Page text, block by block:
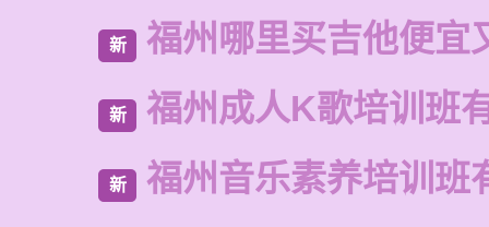
新 福州哪里买吉他便宜
新 福州成人K歌培训班
新 福州音乐素养培训班